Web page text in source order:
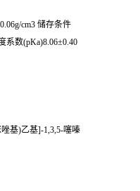
cm3 储存条件
系数(pKa)8.06±0.40
基)乙基]-1,3,5-噻嗪